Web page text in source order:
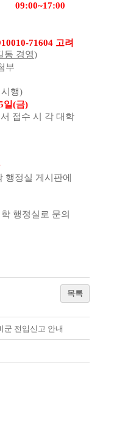
09:00~17:00
71604 고려
동 경영)
부
행)
일(금)
접수 시 각 대학
행정실 게시판에
행정실로 문의
목록
군 전입신고 안내